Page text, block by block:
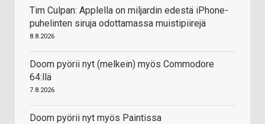
Tim Culpan: Applella on miljardin edestä iPhone-
puhelinten siruja odottamassa muistipiirejä
8.8.2026
Doom pyörii nyt (melkein) myös Commodore
64:llä
7.8.2026
Doom pyörii nyt myös Paintissa